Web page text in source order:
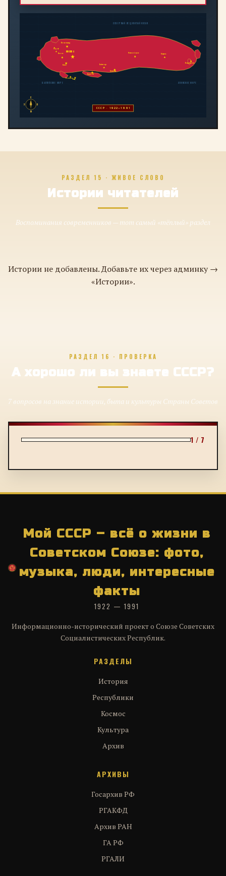
МОСКВА
Ленинград
Киев
Минск
Ташкент
Алма-Ата
Байконур
Новосибирск Иркутск
Владивосток
ТбилисиБаку
Рига
С
Ю
З
В
СССР · 1922—1991
БАЛТИЙСКОЕ МОРЕ
СЕВЕРНЫЙ ЛЕДОВИТЫЙ ОКЕАН
ЯПОНСКОЕ МОРЕ
РАЗДЕЛ 15 · ЖИВОЕ СЛОВО
Истории читателей
Воспоминания современников — тот самый «тёплый» раздел
Истории не добавлены. Добавьте их через админку →
«Истории».
РАЗДЕЛ 16 · ПРОВЕРКА
А хорошо ли вы знаете СССР?
7 вопросов на знание истории, быта и культуры Страны Советов
1 / 7
Мой СССР – всё о жизни в
Советском Союзе: фото,
музыка, люди, интересные
факты
1922 — 1991
Информационно-исторический проект о Союзе Советских
Социалистических Республик.
РАЗДЕЛЫ
История
Республики
Космос
Культура
Архив
АРХИВЫ
Госархив РФ
РГАКФД
Архив РАН
ГА РФ
РГАЛИ